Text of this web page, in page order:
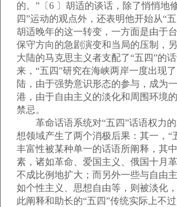
的。”〔6 〕胡适的谈话，除了悄悄地
四”运动的观点外，还表明他开始从“五
胡适晚年的这一转变，一方面是由于
保守方向的急剧演变和当局的压制，
大陆的马克思主义者支配了“五四”的
来，“五四”研究在海峡两岸一度出现
陆，由于强势意识形态的参与，成为
港，由于自由主义的淡化和周围环境
禁忌。
革命话语系统对“五四”话语权力的
想领域产生了两个消极后果：其一，“
丰富性被某种单一的话语所阐释，其
素，诸如革命、爱国主义、俄国十月
不成比例地扩大；而另外一些与自由
如个性主义、思想自由等，则被淡化
此阐释和助长的“五四”传统实际上不